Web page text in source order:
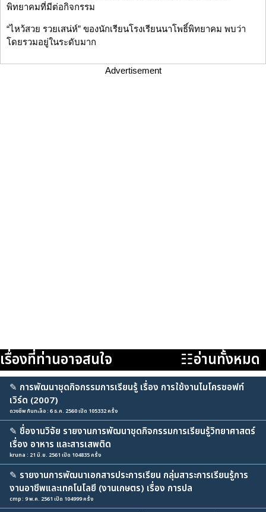
พิทยาคมที่มีต่อกิจกรรม
“ไหว้สวย รวยเสน่ห์” ของนักเรียนโรงเรียนนาโพธิ์พิทยาคม พบว่า
โดยรวมอยู่ในระดับมาก
Advertisement
เรื่องที่ท่านอาจสนใจ ☷อ่านทั้งหมด
✎ การพัฒนาชุดกิจกรรมการเรียนรู้ เรื่อง การใช้งานไมโครซอฟท์
เวิร์ด (2007)
ดวงชีพ กันทะลือ : 6 ธ.ค. 2560 เปิด 105332 ครั้ง
✎ ชื่องานวิจัย รายงานการพัฒนาชุดกิจกรรมการเรียนรู้วิทยาศาสตร์
เรื่อง อาหาร และสารเสพติด
kruna : 21 มิ.ย. 2561 เปิด 104835 ครั้ง
✎ รายงานการพัฒนาเอกสารประการเรียน กลุ่มสาระการเรียนรู้การ
งานอาชีพและเทคโนโลยี (งานเกษตร) เรื่อง การปล
cmp : 9 พ.ค. 2561 เปิด 104999 ครั้ง